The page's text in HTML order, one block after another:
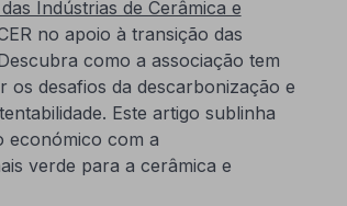
Indústrias de Cerâmica e
no apoio à transição das
como a associação tem
desafios da descarbonização e
Este artigo sublinha
económico com a
verde para a cerâmica e